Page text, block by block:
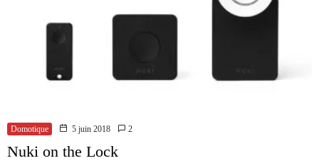
Domotique 5 juin 2018 2
Nuki on the Lock